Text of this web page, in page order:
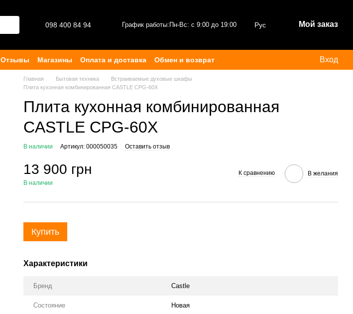
098 400 84 94‬ График работы: Пн-Вс: с 9:00 до 19:00 Рус Мой заказ
Отзывы Магазины Оплата и доставка
Обмен и возврат
Вход
Главная Бытовая техника
Встраиваемые духовые шкафы
Плита кухонная комбинированная CASTLE CPG-60X
Плита кухонная комбинированная
CASTLE CPG-60X
В наличии Артикул: 000050035 Оставить отзыв
13 900 грн
В наличии
К сравнению В желания
Купить
Характеристики
Бренд Castle
Состояние Новая